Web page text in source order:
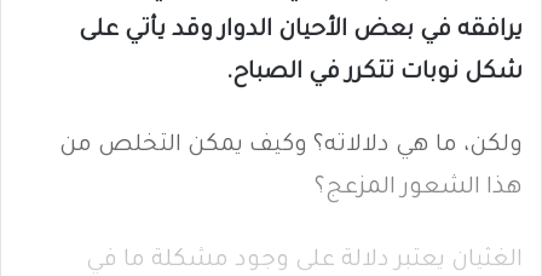
يرافقه في بعض الأحيان الدوار وقد يأتي على
شكل نوبات تتكرر في الصباح.
ولكن، ما هي دلالاته؟ وكيف يمكن التخلص من
هذا الشعور المزعج؟
الغثيان يعتبر دلالة على وجود مشكلة ما في